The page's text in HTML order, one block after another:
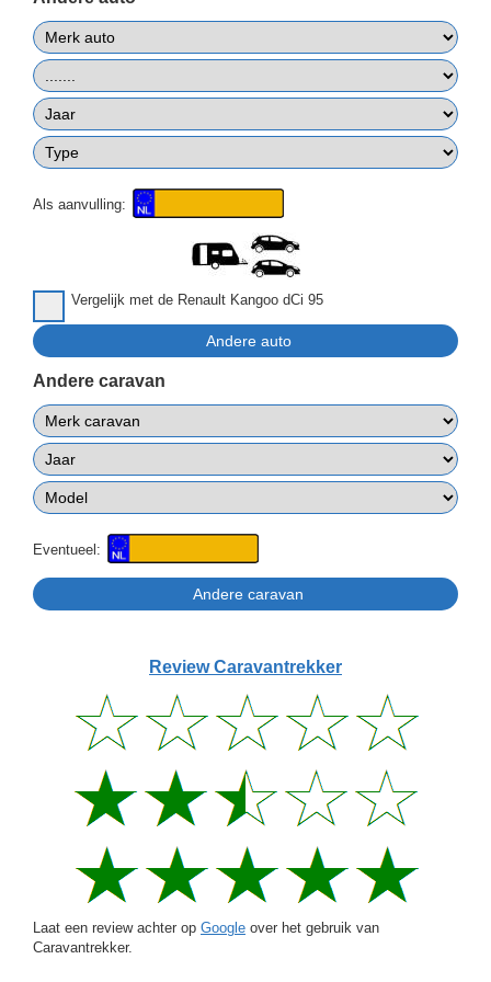
Als aanvulling:
Vergelijk met de Renault Kangoo dCi 95
Andere caravan
Eventueel:
Review Caravantrekker
Laat een review achter op Google over het gebruik van
Caravantrekker.